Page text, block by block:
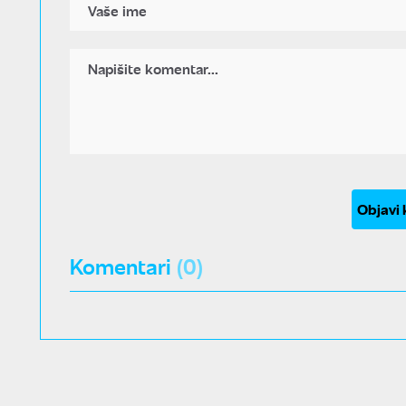
Objavi
Komentari (0)